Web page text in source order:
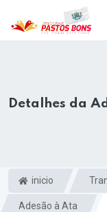
Detalhes da
inicio
Adesão à Ata